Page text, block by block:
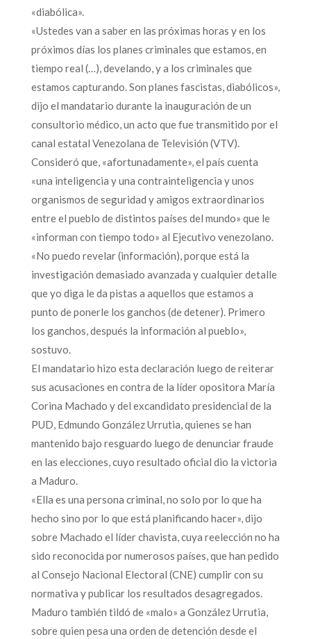
«diabólica».
«Ustedes van a saber en las próximas horas y en los
próximos días los planes criminales que estamos, en
tiempo real (…), develando, y a los criminales que
estamos capturando. Son planes fascistas, diabólicos»,
dijo el mandatario durante la inauguración de un
consultorio médico, un acto que fue transmitido por el
canal estatal Venezolana de Televisión (VTV).
Consideró que, «afortunadamente», el país cuenta
«una inteligencia y una contrainteligencia y unos
organismos de seguridad y amigos extraordinarios
entre el pueblo de distintos países del mundo» que le
«informan con tiempo todo» al Ejecutivo venezolano.
«No puedo revelar (información), porque está la
investigación demasiado avanzada y cualquier detalle
que yo diga le da pistas a aquellos que estamos a
punto de ponerle los ganchos (de detener). Primero
los ganchos, después la información al pueblo»,
sostuvo.
El mandatario hizo esta declaración luego de reiterar
sus acusaciones en contra de la líder opositora María
Corina Machado y del excandidato presidencial de la
PUD, Edmundo González Urrutia, quienes se han
mantenido bajo resguardo luego de denunciar fraude
en las elecciones, cuyo resultado oficial dio la victoria
a Maduro.
«Ella es una persona criminal, no solo por lo que ha
hecho sino por lo que está planificando hacer», dijo
sobre Machado el líder chavista, cuya reelección no ha
sido reconocida por numerosos países, que han pedido
al Consejo Nacional Electoral (CNE) cumplir con su
normativa y publicar los resultados desagregados.
Maduro también tildó de «malo» a González Urrutia,
sobre quien pesa una orden de detención desde el